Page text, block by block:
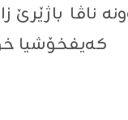
ناڤا
کەیفخۆشیا خۆ